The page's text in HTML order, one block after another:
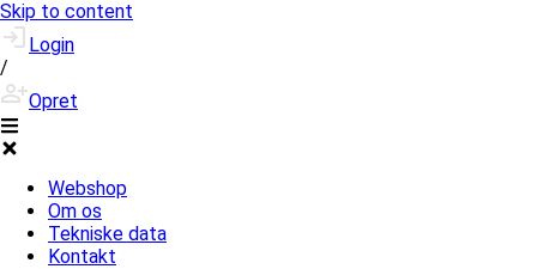
Skip to content
Login
/
Opret
Webshop
Om os
Tekniske data
Kontakt